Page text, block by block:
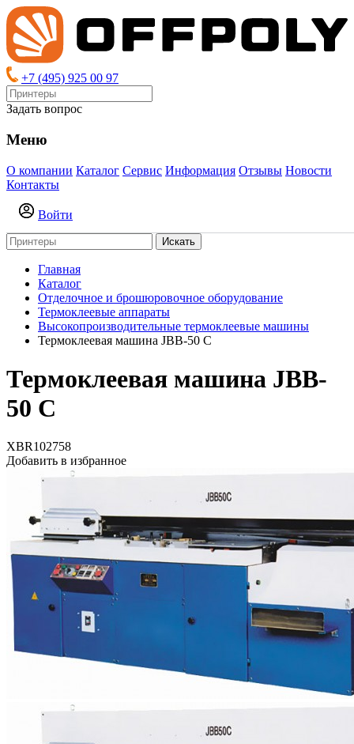
+7 (495) 925 00 97
Задать вопрос
Меню
О компании Каталог Сервис Информация Отзывы Новости
Контакты
Войти
Искать
Главная
Каталог
Отделочное и брошюровочное оборудование
Термоклеевые аппараты
Высокопроизводительные термоклеевые машины
Термоклеевая машина JBB-50 С
Термоклеевая машина JBB-
50 С
XBR102758
Добавить в избранное